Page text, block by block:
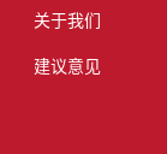
关于我们
建议意见